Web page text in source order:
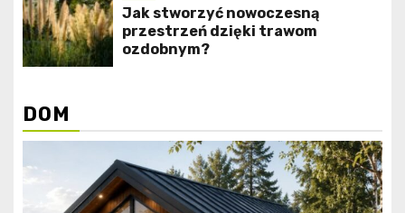
Jak stworzyć nowoczesną
przestrzeń dzięki trawom
ozdobnym?
DOM